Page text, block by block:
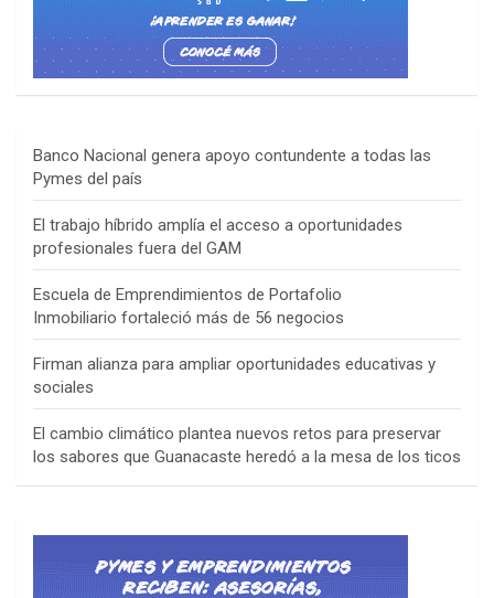
Banco Nacional genera apoyo contundente a todas las
Pymes del país
El trabajo híbrido amplía el acceso a oportunidades
profesionales fuera del GAM
Escuela de Emprendimientos de Portafolio
Inmobiliario fortaleció más de 56 negocios
Firman alianza para ampliar oportunidades educativas y
sociales
El cambio climático plantea nuevos retos para preservar
los sabores que Guanacaste heredó a la mesa de los ticos